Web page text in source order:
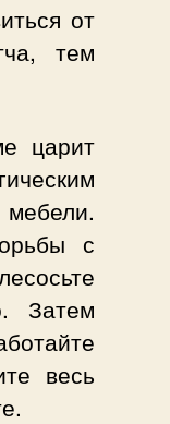
от
тем
царит
с
Затем
весь